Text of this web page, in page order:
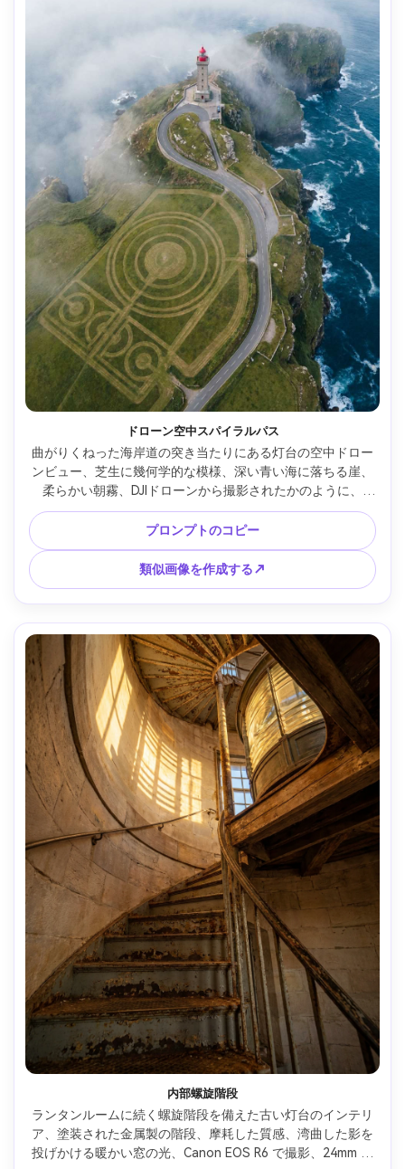
ドローン空中スパイラルパス
曲がりくねった海岸道の突き当たりにある灯台の空中ドロー
ンビュー、芝生に幾何学的な模様、深い青い海に落ちる崖、
柔らかい朝霧、DJIドローンから撮影されたかのように、
28mm相当、鮮明なトップダウン構図、超リアルなディテー
ル、バランスの取れた露出、映画のような海岸ドキュメンタ
リースタイル --ar 4:5
プロンプトのコピー
類似画像を作成する↗
内部螺旋階段
ランタンルームに続く螺旋階段を備えた古い灯台のインテリ
ア、塗装された金属製の階段、摩耗した質感、湾曲した影を
投げかける暖かい窓の光、Canon EOS R6 で撮影、24mm レ